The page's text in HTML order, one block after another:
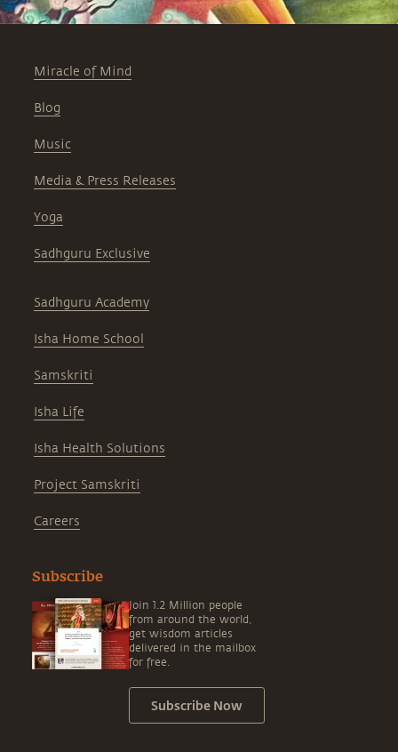
Miracle of Mind
Blog
Music
Media & Press Releases
Yoga
Sadhguru Exclusive
Sadhguru Academy
Isha Home School
Samskriti
Isha Life
Isha Health Solutions
Project Samskriti
Careers
Subscribe
Join 1.2 Million people
from around the world,
get wisdom articles
delivered in the mailbox
for free.
Subscribe Now